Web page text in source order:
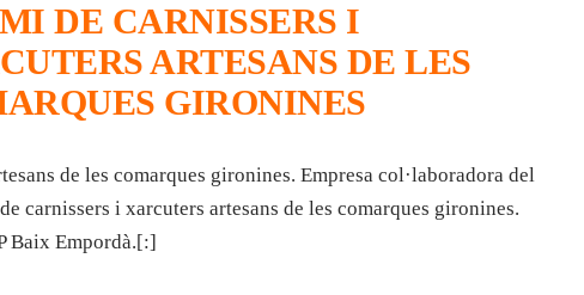
DE CARNISSERS I
ARTESANS DE LES
GIRONINES
de les comarques gironines. Empresa col·laboradora del
carnissers i xarcuters artesans de les comarques gironines.
Baix Empordà.[:]